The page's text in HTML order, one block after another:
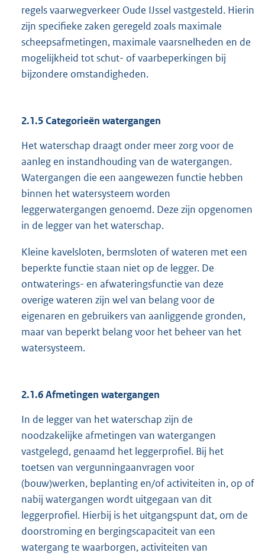
regels vaarwegverkeer Oude IJssel vastgesteld. Hierin
zijn specifieke zaken geregeld zoals maximale
scheepsafmetingen, maximale vaarsnelheden en de
mogelijkheid tot schut- of vaarbeperkingen bij
bijzondere omstandigheden.
2.1.5 Categorieën watergangen
Het waterschap draagt onder meer zorg voor de
aanleg en instandhouding van de watergangen.
Watergangen die een aangewezen functie hebben
binnen het watersysteem worden
leggerwatergangen genoemd. Deze zijn opgenomen
in de legger van het waterschap.
Kleine kavelsloten, bermsloten of wateren met een
beperkte functie staan niet op de legger. De
ontwaterings- en afwateringsfunctie van deze
overige wateren zijn wel van belang voor de
eigenaren en gebruikers van aanliggende gronden,
maar van beperkt belang voor het beheer van het
watersysteem.
2.1.6 Afmetingen watergangen
In de legger van het waterschap zijn de
noodzakelijke afmetingen van watergangen
vastgelegd, genaamd het leggerprofiel. Bij het
toetsen van vergunningaanvragen voor
(bouw)werken, beplanting en/of activiteiten in, op of
nabij watergangen wordt uitgegaan van dit
leggerprofiel. Hierbij is het uitgangspunt dat, om de
doorstroming en bergingscapaciteit van een
watergang te waarborgen, activiteiten van